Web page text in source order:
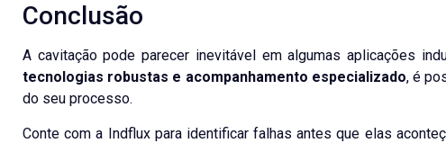
Conclusão
A cavitação pode parecer inevitável em algumas aplicações
tecnologias robustas e acompanhamento especializado, é
do seu processo.
Conte com a Indflux para identificar falhas antes que elas